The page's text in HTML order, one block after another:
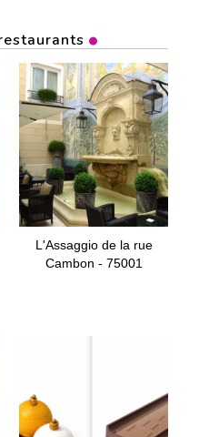
L'Assaggio de la rue
Cambon - 75001